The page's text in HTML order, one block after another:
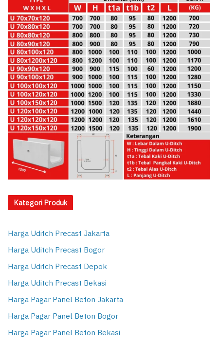
Kategori Produk
Harga Uditch Precast Jakarta
Harga Uditch Precast Bogor
Harga Uditch Precast Depok
Harga Uditch Precast Bekasi
Harga Pagar Panel Beton Jakarta
Harga Pagar Panel Beton Bogor
Harga Pagar Panel Beton Bekasi